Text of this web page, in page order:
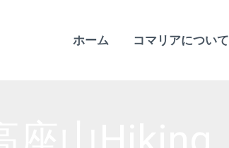
ホーム コマリアについて